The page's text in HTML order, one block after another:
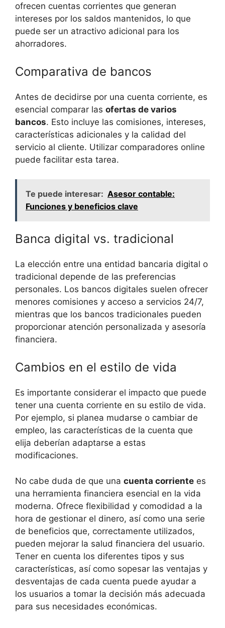
ofrecen cuentas corrientes que generan
intereses por los saldos mantenidos, lo que
puede ser un atractivo adicional para los
ahorradores.
Comparativa de bancos
Antes de decidirse por una cuenta corriente, es
esencial comparar las ofertas de varios
bancos. Esto incluye las comisiones, intereses,
características adicionales y la calidad del
servicio al cliente. Utilizar comparadores online
puede facilitar esta tarea.
Te puede interesar: Asesor contable:
Funciones y beneficios clave
Banca digital vs. tradicional
La elección entre una entidad bancaria digital o
tradicional depende de las preferencias
personales. Los bancos digitales suelen ofrecer
menores comisiones y acceso a servicios 24/7,
mientras que los bancos tradicionales pueden
proporcionar atención personalizada y asesoría
financiera.
Cambios en el estilo de vida
Es importante considerar el impacto que puede
tener una cuenta corriente en su estilo de vida.
Por ejemplo, si planea mudarse o cambiar de
empleo, las características de la cuenta que
elija deberían adaptarse a estas
modificaciones.
No cabe duda de que una cuenta corriente es
una herramienta financiera esencial en la vida
moderna. Ofrece flexibilidad y comodidad a la
hora de gestionar el dinero, así como una serie
de beneficios que, correctamente utilizados,
pueden mejorar la salud financiera del usuario.
Tener en cuenta los diferentes tipos y sus
características, así como sopesar las ventajas y
desventajas de cada cuenta puede ayudar a
los usuarios a tomar la decisión más adecuada
para sus necesidades económicas.